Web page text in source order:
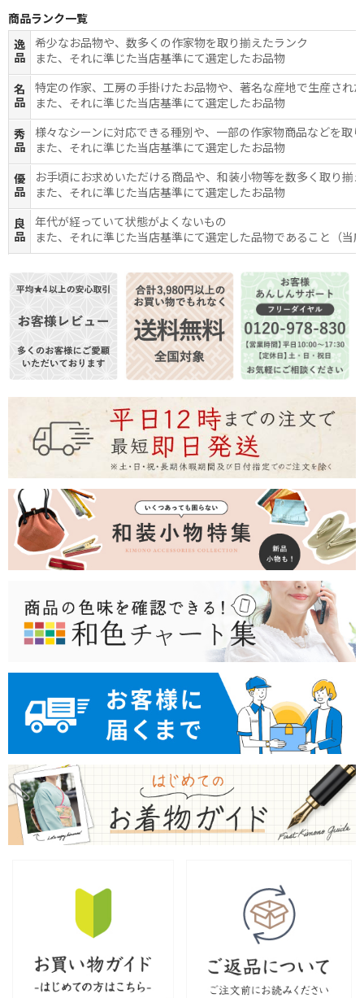
商品ランク一覧
逸
品
希少なお品物や、数多くの作家物を取り揃えたランク
また、それに準じた当店基準にて選定したお品物
名
品
特定の作家、工房の手掛けたお品物や、著名な産地で生産され
また、それに準じた当店基準にて選定したお品物
秀
品
様々なシーンに対応できる種別や、一部の作家物商品などを取
また、それに準じた当店基準にて選定したお品物
優
品
お手頃にお求めいただける商品や、和装小物等を数多く取り揃
また、それに準じた当店基準にて選定したお品物
良
品
年代が経っていて状態がよくないもの
また、それに準じた当店基準にて選定した品物であること（当